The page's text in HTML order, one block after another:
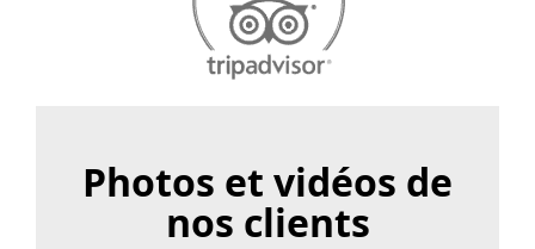
Photos et vidéos de
nos clients